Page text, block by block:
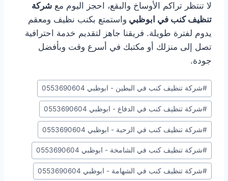
لا تنتظر تراكم الأوساخ والبقع، احجز اليوم مع شركة
تنظيف كنب في ابوظبي واستمتع بكنب نظيف ومعقم
يدوم لفترة طويلة. فريقنا جاهز لتقديم خدمة احترافية
تصل إلى منزلك أو مكتبك في أسرع وقت وبأفضل
جودة.
وسوم
المقال:
#شركة تنظيف كنب في البطين - ابوظبي 0553690604
#شركة تنظيف كنب في الدفاع - ابوظبي 0553690604
#شركة تنظيف كنب في الرحبة - ابوظبي 0553690604
#شركة تنظيف كنب في الشامخة - ابوظبي 0553690604
#شركة تنظيف كنب في الشهامة - ابوظبي 0553690604